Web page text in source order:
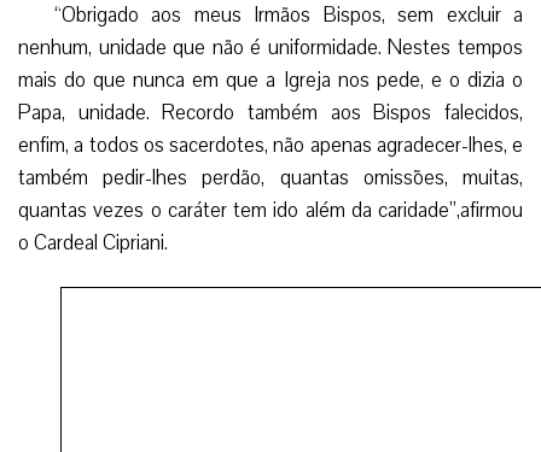
“Obrigado aos meus Irmãos Bispos, sem excluir a
nenhum, unidade que não é uniformidade. Nestes tempos
mais do que nunca em que a Igreja nos pede, e o dizia o
Papa, unidade. Recordo também aos Bispos falecidos,
enfim, a todos os sacerdotes, não apenas agradecer-lhes, e
também pedir-lhes perdão, quantas omissões, muitas,
quantas vezes o caráter tem ido além da caridade”,afirmou
o Cardeal Cipriani.